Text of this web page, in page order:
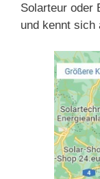
Solarteur oder
und kennt sich